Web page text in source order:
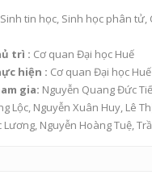
Sinh tin học, Sinh học phân tử,
trì : Cơ quan Đại học Huế
hiện : Cơ quan Đại học Huế
gia: Nguyễn Quang Đức
Lộc, Nguyễn Xuân Huy, Lê
Lương, Nguyễn Hoàng Tuệ,